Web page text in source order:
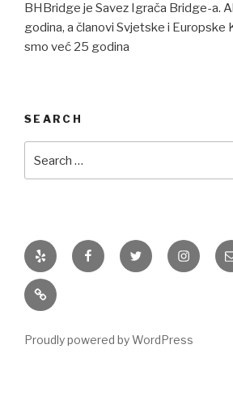
BHBridge je Savez Igrača Bridge-a.
godina, a članovi Svjetske i Europske
smo već 25 godina
SEARCH
Yelp FacebookTwitter
Galerija
slika
Proudly powered by WordPress